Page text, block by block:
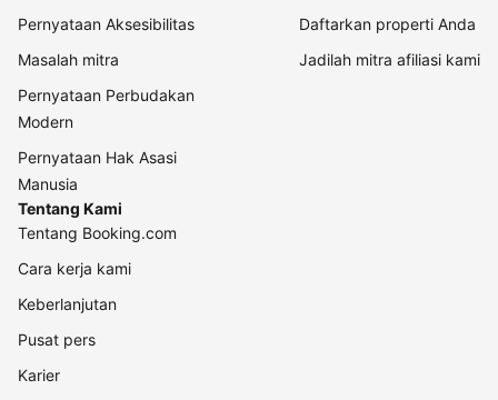
Pernyataan Aksesibilitas
Masalah mitra
Pernyataan Perbudakan
Modern
Pernyataan Hak Asasi
Manusia
Daftarkan properti Anda
Jadilah mitra afiliasi kami
Tentang Kami
Tentang Booking.com
Cara kerja kami
Keberlanjutan
Pusat pers
Karier